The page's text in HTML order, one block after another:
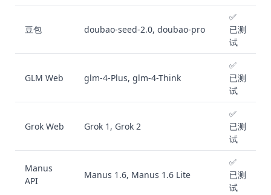
豆包 doubao-seed-2.0, doubao-pro
✅
已测
试
GLM Web glm-4-Plus, glm-4-Think
✅
已测
试
Grok Web Grok 1, Grok 2
✅
已测
试
Manus
API
Manus 1.6, Manus 1.6 Lite
✅
已测
试